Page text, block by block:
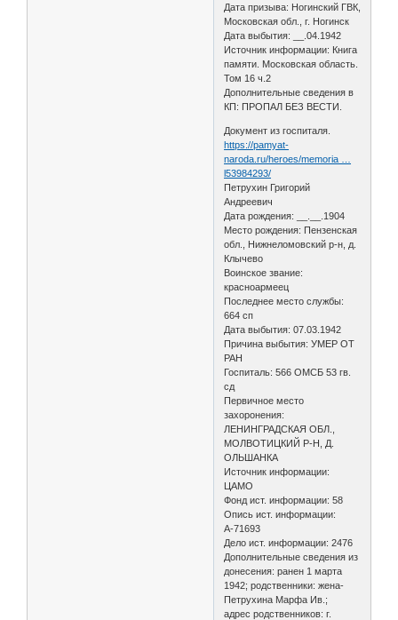
Дата призыва: Ногинский ГВК,
Московская обл., г. Ногинск
Дата выбытия: __.04.1942
Источник информации: Книга
памяти. Московская область.
Том 16 ч.2
Дополнительные сведения в
КП: ПРОПАЛ БЕЗ ВЕСТИ.
Документ из госпиталя.
https://pamyat-
naroda.ru/heroes/memoria …
l53984293/
Петрухин Григорий
Андреевич
Дата рождения: __.__.1904
Место рождения: Пензенская
обл., Нижнеломовский р-н, д.
Клычево
Воинское звание:
красноармеец
Последнее место службы:
664 сп
Дата выбытия: 07.03.1942
Причина выбытия: УМЕР ОТ
РАН
Госпиталь: 566 ОМСБ 53 гв.
сд
Первичное место
захоронения:
ЛЕНИНГРАДСКАЯ ОБЛ.,
МОЛВОТИЦКИЙ Р-Н, Д.
ОЛЬШАНКА
Источник информации:
ЦАМО
Фонд ист. информации: 58
Опись ист. информации:
А-71693
Дело ист. информации: 2476
Дополнительные сведения из
донесения: ранен 1 марта
1942; родственники: жена-
Петрухина Марфа Ив.;
адрес родственников: г.